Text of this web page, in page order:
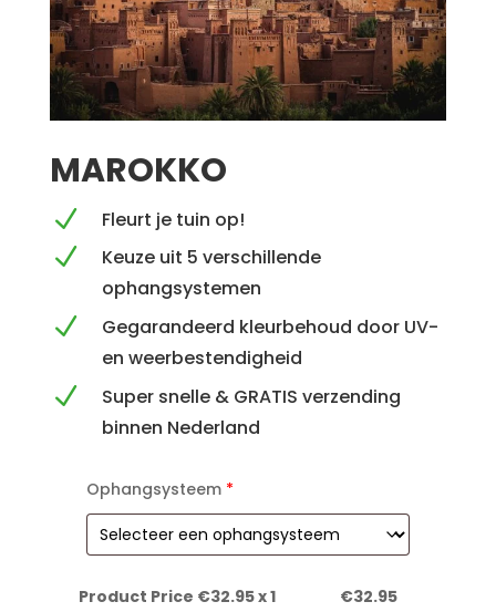
MAROKKO
N Fleurt je tuin op!
N
Keuze uit 5 verschillende
ophangsystemen
N
Gegarandeerd kleurbehoud door UV-
en weerbestendigheid
N
Super snelle & GRATIS verzending
binnen Nederland
Ophangsysteem*
Product Price €32.95x 1 €32.95